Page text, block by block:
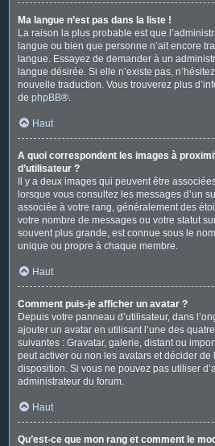
Ma langue n’est pas dans la liste !
La raison la plus probable est que
langue ou bien que personne n’ait encore
langue. Essayez de demander à un
langue désirée. Si elle n’existe pas,
nouvelle traduction. Vous trouverez plus
de phpBB®.
Haut
A quoi correspondent les images à
d’utilisateur ?
Il y a deux images qui peuvent être
lorsque vous consultez les messages d’un
associée à votre rang, généralement des
votre nombre de messages ou votre statut
souvent plus grande, est connue sous le
unique ou propre à chaque membre.
Haut
Comment puis-je afficher un avatar ?
Depuis votre panneau d’utilisateur, dans
ajouter un avatar en utilisant l’une des
suivantes : Gravatar, galerie, distant ou
peut activer ou non les avatars et décider
disposition. Si vous ne pouvez pas utiliser
administrateur du forum.
Haut
Qu’est-ce que mon rang et comment le